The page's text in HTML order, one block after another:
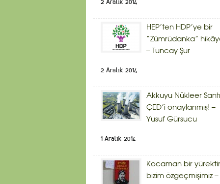
2 Aralık 2014
HEP’ten HDP’ye bir
“Zümrüdanka”
– Tuncay Şur
2 Aralık 2014
Akkuyu Nükleer
ÇED’i onaylanmış! –
Yusuf Gürsucu
1 Aralık 2014
Kocaman bir yürektir
bizim özgeçmişimiz –